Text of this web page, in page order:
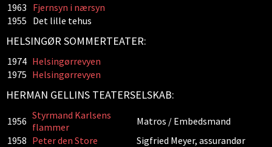
1963 Fjernsyn i nærsyn
1955 Det lille tehus
HELSINGØR SOMMERTEATER:
1974 Helsingørrevyen
1975 Helsingørrevyen
HERMAN GELLINS TEATERSELSKAB:
1956 Styrmand Karlsens
flammer
Matros / Embedsmand
1958 Peter den Store
Sigfried Meyer, assurandør